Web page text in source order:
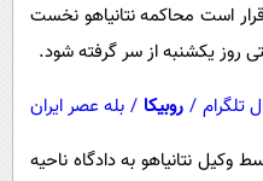
است محاکمه نتانیاهو نخست
روز یکشنبه از سر گرفته شود.
تلگرام / روبیکا / بله عصر ایران
وکیل نتانیاهو به دادگاه ناحیه